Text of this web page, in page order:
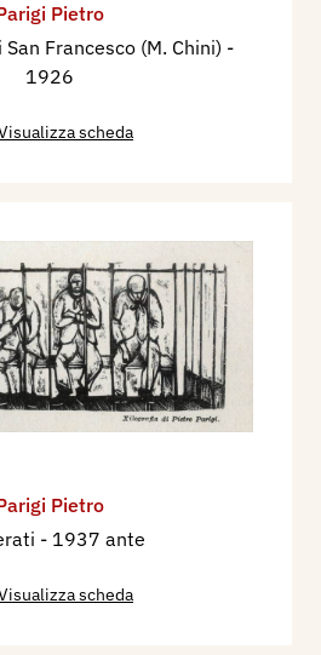
Pietro
Francesco (M. Chini) -
1926
scheda
Pietro
- 1937 ante
scheda